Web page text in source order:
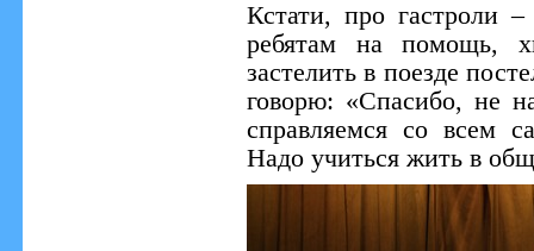
Кстати, про гастроли
ребятам на помощь,
застелить в поезде
говорю: «Спасибо, не
справляемся со всем
Надо учиться жить в